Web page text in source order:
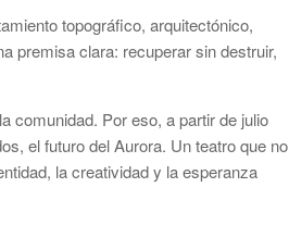
topográfico, arquitectónico,
premisa clara: recuperar sin destruir,
comunidad. Por eso, a partir de julio
el futuro del Aurora. Un teatro que no
la creatividad y la esperanza